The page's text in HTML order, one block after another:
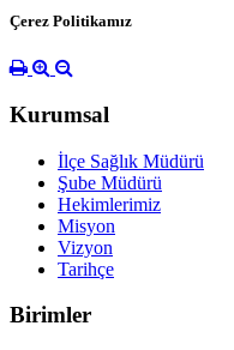
Çerez Politikamız
Kurumsal
İlçe Sağlık Müdürü
Şube Müdürü
Hekimlerimiz
Misyon
Vizyon
Tarihçe
Birimler